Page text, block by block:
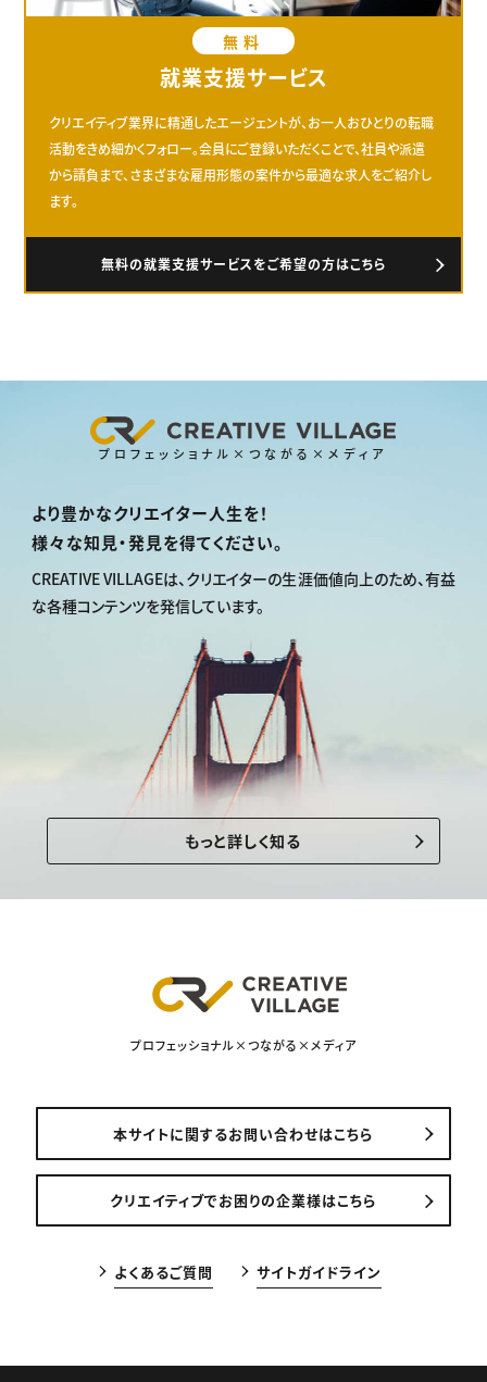
無料
就業支援サービス
クリエイティブ業界に精通したエージェントが、お一人おひとりの転職
活動をきめ細かくフォロー。会員にご登録いただくことで、社員や派遣
から請負まで、さまざまな雇用形態の案件から最適な求人をご紹介し
ます。
無料の就業支援サービスをご希望の方はこちら
プロフェッショナル×つながる×メディア
より豊かなクリエイター人生を！
様々な知見・発見を得てください。
CREATIVE VILLAGEは、 クリエイターの生涯価値向上のため、有益
な各種コンテンツを発信しています。
もっと詳しく知る
プロフェッショナル×つながる×メディア
本サイトに関するお問い合わせはこちら
クリエイティブでお困りの企業様はこちら
よくあるご質問 サイトガイドライン